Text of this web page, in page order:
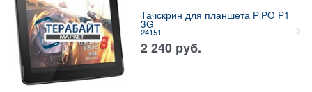
Тачскрин для планшета PiPO P1
3G
24151
2 240 руб.